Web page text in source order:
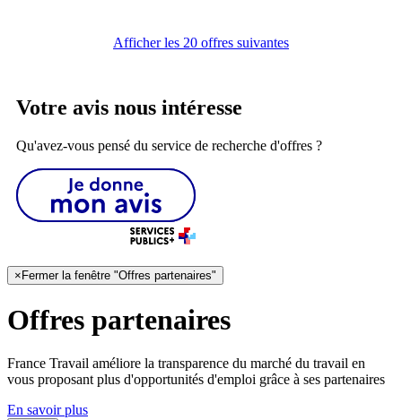
Afficher les 20 offres suivantes
Votre avis nous intéresse
Qu'avez-vous pensé du service de recherche d'offres ?
×Fermer la fenêtre "Offres partenaires"
Offres partenaires
France Travail améliore la transparence du marché du travail en
vous proposant plus d'opportunités d'emploi grâce à ses partenaires
En savoir plus